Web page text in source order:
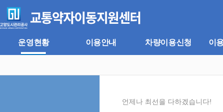
뉴
바
기
바
로
운영현황 이용안내 차량이용신청 이
언제나 최선을 다하겠습니다!